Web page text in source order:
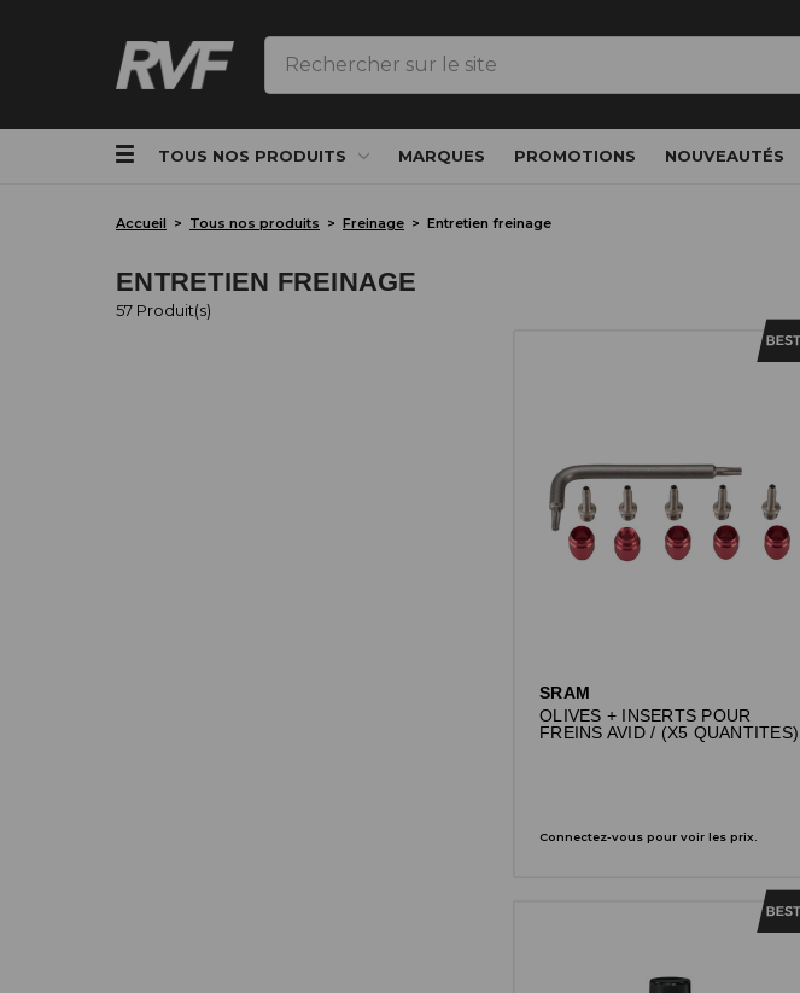
TOUS NOS PRODUITS MARQUES PROMOTIONS NOUVEAUTÉS
Accueil Tous nos produits Freinage Entretien freinage
ENTRETIEN FREINAGE
57 Produit(s)
SRAM
OLIVES + INSERTS POUR
FREINS AVID / (X5 QUANTITES)
Connectez-vous pour voir les prix.